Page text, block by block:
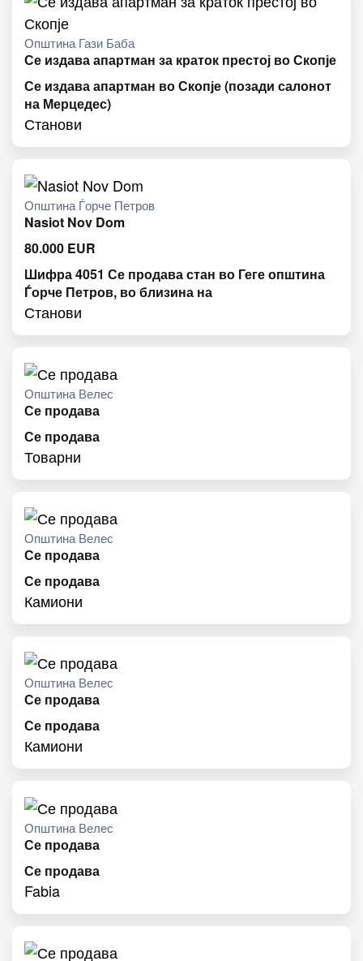
Општина Гази Баба
Се издава апартман за краток престој во Скопје
Се издава апартман во Скопје (позади салонот
на Мерцедес)
Станови
Општина Ѓорче Петров
Nasiot Nov Dom
80.000 EUR
Шифра 4051 Се продава стан во Геге општина
Ѓорче Петров, во близина на
Станови
Општина Велес
Се продава
Се продава
Товарни
Општина Велес
Се продава
Се продава
Камиони
Општина Велес
Се продава
Се продава
Камиони
Општина Велес
Се продава
Се продава
Fabia